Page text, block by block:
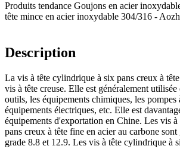
Produits tendance Goujons en acier
tête mince en acier inoxydable 304/316 -
Description
La vis à tête cylindrique à six pans creux à
vis à tête creuse. Elle est généralement utilisée
outils, les équipements chimiques, les pompes
équipements électriques, etc. Elle est
équipements d'exportation en Chine. Les vis
pans creux à tête fine en acier au carbone sont
grade 8.8 et 12.9. Les vis à tête cylindrique à